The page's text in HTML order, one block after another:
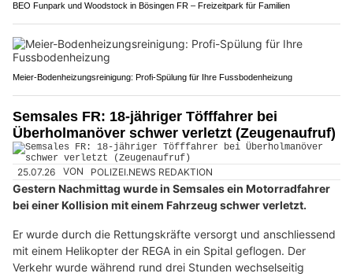
BEO Funpark und Woodstock in Bösingen FR – Freizeitpark für Familien
Meier-Bodenheizungsreinigung: Profi-Spülung für Ihre Fussbodenheizung
Semsales FR: 18-jähriger Töfffahrer bei
Überholmanöver schwer verletzt (Zeugenaufruf)
25.07.26 VON POLIZEI.NEWS REDAKTION
Gestern Nachmittag wurde in Semsales ein Motorradfahrer
bei einer Kollision mit einem Fahrzeug schwer verletzt.
Er wurde durch die Rettungskräfte versorgt und anschliessend
mit einem Helikopter der REGA in ein Spital geflogen. Der
Verkehr wurde während rund drei Stunden wechselseitig